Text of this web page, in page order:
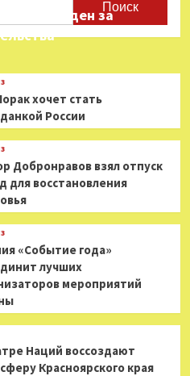
осужден за
хочет стать
России
Добронравов взял отпуск
для восстановления
«Событие года»
лучших
мероприятий
Наций воссоздают
Красноярского края